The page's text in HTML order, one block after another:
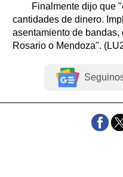
Finalmente dijo que
cantidades de dinero.
asentamiento de
Rosario o Mendoza".